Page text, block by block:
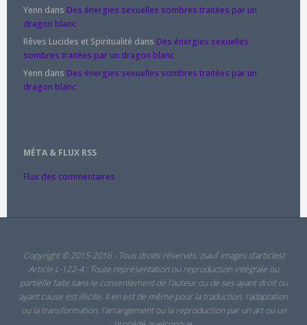
Yenn dans Des énergies sexuelles sombres traitées par un
dragon blanc
Rêves Lucides et Spiritualité dans Des énergies sexuelles
sombres traitées par un dragon blanc
Yenn dans Des énergies sexuelles sombres traitées par un
dragon blanc
MÉTA & FLUX RSS
Flux des commentaires
Copyright © 2015-2016 - Tous droits réservés. (sauf images d'articles)
Article L-122-4 : Toute représentation ou reproduction intégrale ou
partielle faite sans le consentement de l'auteur ou de ses ayant droit ou
ayant cause est illicite. Il en est de même pour la traduction, l'adaptation
ou la transformation, l'arrangement ou la reproduction par un art ou un